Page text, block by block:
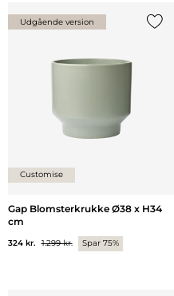
Udgående version
Customise
Gap Blomsterkrukke Ø38 x H34
cm
324 kr. 1.299 kr. Spar 75%